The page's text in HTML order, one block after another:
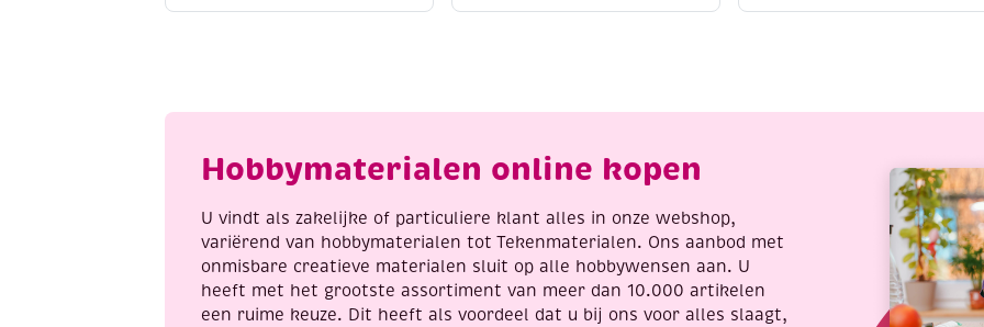
Hobbymaterialen online kopen
U vindt als zakelijke of particuliere klant alles in onze webshop,
variërend van hobbymaterialen tot Tekenmaterialen. Ons aanbod met
onmisbare creatieve materialen sluit op alle hobbywensen aan. U
heeft met het grootste assortiment van meer dan 10.000 artikelen
een ruime keuze. Dit heeft als voordeel dat u bij ons voor alles slaagt,